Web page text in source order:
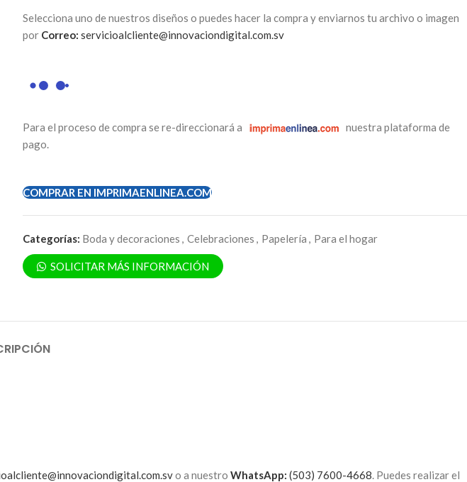
Selecciona uno de nuestros diseños o puedes hacer la compra y enviarnos tu archivo o imagen
por Correo: servicioalcliente@innovaciondigital.com.sv
Para el proceso de compra se re-direccionará a
nuestra plataforma de
pago.
COMPRAR EN IMPRIMAENLINEA.COM
Categorías: Boda y decoraciones , Celebraciones , Papelería , Para el hogar
SOLICITAR MÁS INFORMACIÓN
o a nuestro WhatsApp: (503) 7600-4668. Puedes realizar el